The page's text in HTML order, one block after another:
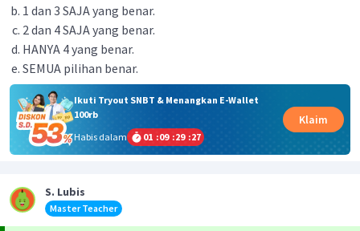
1 dan 3 SAJA yang benar.
2 dan 4 SAJA yang benar.
HANYA 4 yang benar.
SEMUA pilihan benar.
Ikuti Tryout SNBT & Menangkan E-Wallet
100rb
Habis dalam
01 :09 :29 :27
Klaim
S. Lubis
Master Teacher